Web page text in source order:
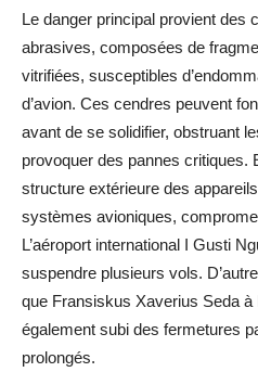
Le danger principal provient des
abrasives, composées de
vitrifiées, susceptibles
d’avion. Ces cendres peuvent
avant de se solidifier, obstruant
provoquer des pannes critiques.
structure extérieure des
systèmes avioniques,
L’aéroport international I Gusti
suspendre plusieurs vols.
que Fransiskus Xaverius Seda
également subi des fermetures
prolongés.